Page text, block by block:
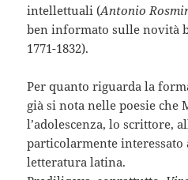
intellettuali (Antonio
ben informato sulle novità
1771-1832).
Per quanto riguarda la
già si nota nelle poesie che
l’adolescenza, lo scrittore,
particolarmente
letteratura latina.